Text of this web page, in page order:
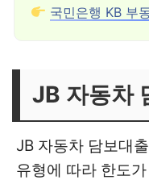
국민은행 KB 부
JB 자동차
JB 자동차 담보대
유형에 따라 한도